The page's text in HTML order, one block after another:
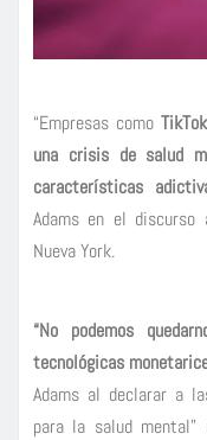
“Empresas como
una crisis de salud
características
Adams en el
Nueva York.
“No podemos
tecnológicas
Adams al declarar a
para la salud mental”